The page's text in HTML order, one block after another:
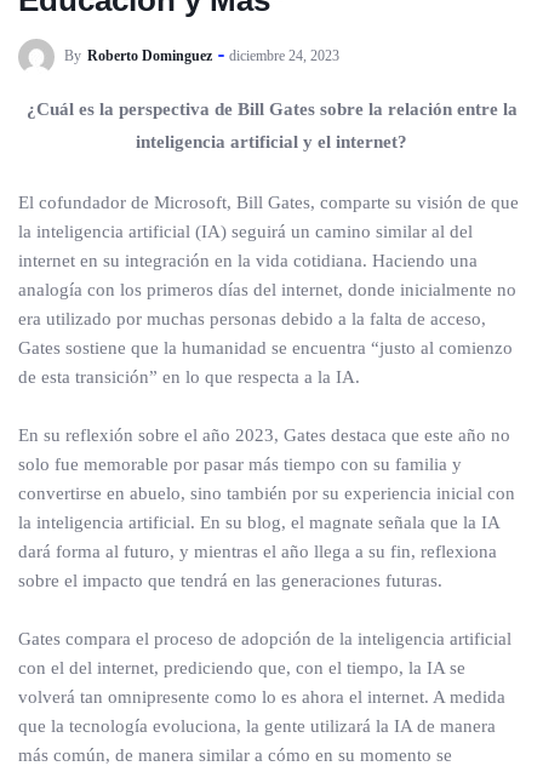
By Roberto Dominguez diciembre 24, 2023
¿Cuál es la perspectiva de Bill Gates sobre la relación entre la
inteligencia artificial y el internet?
El cofundador de Microsoft, Bill Gates, comparte su visión de que
la inteligencia artificial (IA) seguirá un camino similar al del
internet en su integración en la vida cotidiana. Haciendo una
analogía con los primeros días del internet, donde inicialmente no
era utilizado por muchas personas debido a la falta de acceso,
Gates sostiene que la humanidad se encuentra “justo al comienzo
de esta transición” en lo que respecta a la IA.
En su reflexión sobre el año 2023, Gates destaca que este año no
solo fue memorable por pasar más tiempo con su familia y
convertirse en abuelo, sino también por su experiencia inicial con
la inteligencia artificial. En su blog, el magnate señala que la IA
dará forma al futuro, y mientras el año llega a su fin, reflexiona
sobre el impacto que tendrá en las generaciones futuras.
Gates compara el proceso de adopción de la inteligencia artificial
con el del internet, prediciendo que, con el tiempo, la IA se
volverá tan omnipresente como lo es ahora el internet. A medida
que la tecnología evoluciona, la gente utilizará la IA de manera
más común, de manera similar a cómo en su momento se